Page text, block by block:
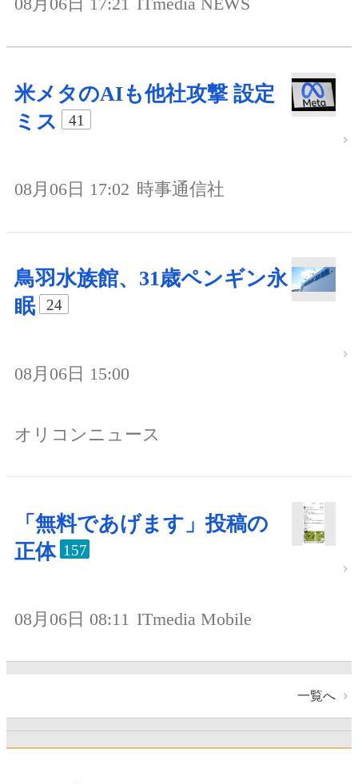
米メタのAIも他社攻撃 設定
ミス
41
08月06日 17:02 時事通信社
鳥羽水族館、31歳ペンギン永
眠
24
08月06日 15:00
オリコンニュース
「無料であげます」投稿の
正体 157
08月06日 08:11 ITmedia Mobile
一覧へ